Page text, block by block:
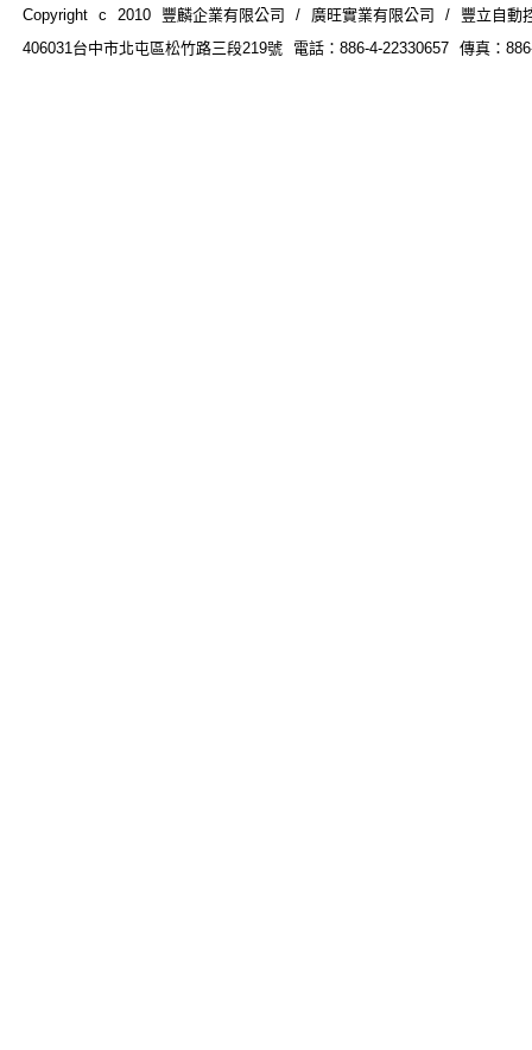
Copyright c 2010 豐麟企業有限公司 / 廣旺實業有限公司 / 豐立自動
406031台中市北屯區松竹路三段219號 電話：886-4-22330657 傳真：